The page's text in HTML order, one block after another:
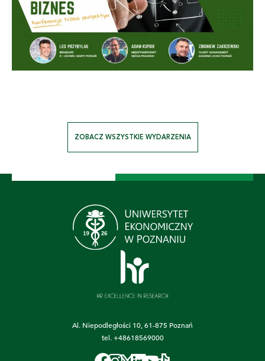
ZOBACZ WSZYSTKIE WYDARZENIA
Al. Niepodległości 10, 61-875 Poznań
tel.+48618569000